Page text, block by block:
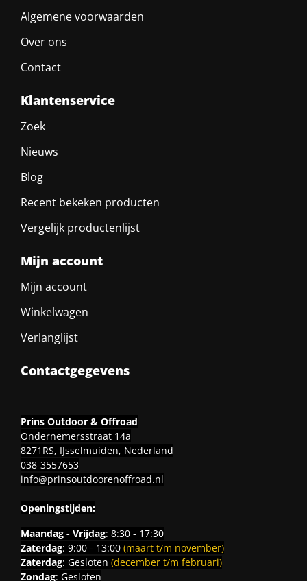
Algemene voorwaarden
Over ons
Contact
Klantenservice
Zoek
Nieuws
Blog
Recent bekeken producten
Vergelijk productenlijst
Mijn account
Mijn account
Winkelwagen
Verlanglijst
Contactgegevens
Prins Outdoor & Offroad
Ondernemersstraat 14a
8271RS, IJsselmuiden, Nederland
038-3557653
info@prinsoutdoorenoffroad.nl
Openingstijden:
Maandag - Vrijdag: 8:30 - 17:30
Zaterdag: 9:00 - 13:00 (maart t/m november)
Zaterdag: Gesloten (december t/m februari)
Zondag: Gesloten